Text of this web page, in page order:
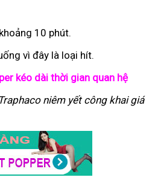
10 phút.
vì đây là loại hít.
kéo dài thời gian quan hệ
niêm yết công khai giá